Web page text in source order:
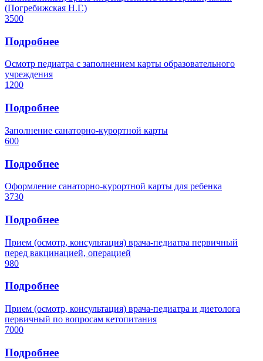
(Погребижская Н.Г.)
3500
Подробнее
Осмотр педиатра с заполнением карты образовательного
учреждения
1200
Подробнее
Заполнение санаторно-курортной карты
600
Подробнее
Оформление санаторно-курортной карты для ребенка
3730
Подробнее
Прием (осмотр, консультация) врача-педиатра первичный
перед вакцинацией, операцией
980
Подробнее
Прием (осмотр, консультация) врача-педиатра и диетолога
первичный по вопросам кетопитания
7000
Подробнее